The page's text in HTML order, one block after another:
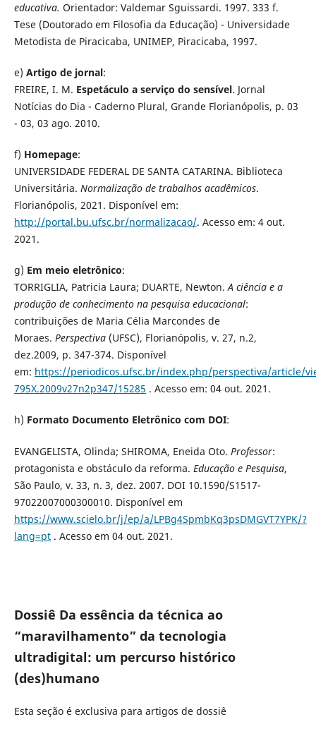
educativa. Orientador: Valdemar Sguissardi. 1997. 333 f.
Tese (Doutorado em Filosofia da Educação) - Universidade
Metodista de Piracicaba, UNIMEP, Piracicaba, 1997.
e) Artigo de jornal:
FREIRE, I. M. Espetáculo a serviço do sensível. Jornal
Notícias do Dia - Caderno Plural, Grande Florianópolis, p. 03
- 03, 03 ago. 2010.
f) Homepage:
UNIVERSIDADE FEDERAL DE SANTA CATARINA. Biblioteca
Universitária. Normalização de trabalhos acadêmicos.
Florianópolis, 2021. Disponível em:
http://portal.bu.ufsc.br/normalizacao/. Acesso em: 4 out.
2021 .
g) Em meio eletrônico:
TORRIGLIA, Patricia Laura; DUARTE, Newton.A ciência e a
produção de conhecimento na pesquisa educacional:
contribuições de Maria Célia Marcondes de
Moraes. Perspectiva(UFSC), Florianópolis, v. 27, n.2,
dez.2009, p. 347-374. Disponível
em: https://periodicos.ufsc.br/index.php/perspectiva/article/
795X.2009v27n2p347/15285 . Acesso em: 04 out. 2021.
h) Formato Documento Eletrônico com DOI:
EVANGELISTA, Olinda; SHIROMA, Eneida Oto. Professor:
protagonista e obstáculo da reforma. Educação e Pesquisa,
São Paulo, v. 33, n. 3, dez. 2007. DOI 10.1590/S1517-
97022007000300010. Disponível em
https://www.scielo.br/j/ep/a/LPBg4SpmbKq3psDMGVT7YPK/?
lang=pt. Acesso em 04 out. 2021.
Dossiê Da essência da técnica ao
“maravilhamento” da tecnologia
ultradigital: um percurso histórico
(des)humano
Esta seção é exclusiva para artigos de dossiê